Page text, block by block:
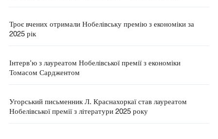
Троє вчених отримали Нобелівську премію з економіки за
2025 рік
Інтерв'ю з лауреатом Нобелівської премії з економіки
Томасом Сарджентом
Угорський письменник Л. Краснахоркаї став лауреатом
Нобелівської премії з літератури 2025 року